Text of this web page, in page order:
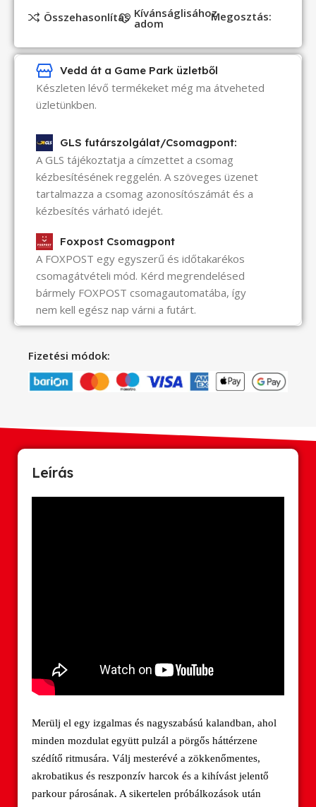
Összehasonlítás Kívánságlisához
adom Megosztás:
Vedd át a Game Park üzletből
Készleten lévő termékeket még ma átveheted
üzletünkben.
GLS futárszolgálat/Csomagpont:
A GLS tájékoztatja a címzettet a csomag
kézbesítésének reggelén. A szöveges üzenet
tartalmazza a csomag azonosítószámát és a
kézbesítés várható idejét.
Foxpost Csomagpont
A FOXPOST egy egyszerű és időtakarékos
csomagátvételi mód. Kérd megrendelésed
bármely FOXPOST csomagautomatába, így
nem kell egész nap várni a futárt.
Fizetési módok:
Leírás
Merülj el egy izgalmas és nagyszabású kalandban, ahol
minden mozdulat együtt pulzál a pörgős háttérzene
szédítő ritmusára. Válj mesterévé a zökkenőmentes,
akrobatikus és reszponzív harcok és a kihívást jelentő
parkour párosának. A sikertelen próbálkozások után